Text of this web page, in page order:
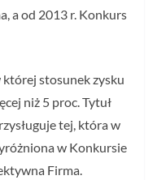
a od 2013 r. Konkurs
której stosunek zysku
niż 5 proc. Tytuł
tej, która w
w Konkursie
Firma.